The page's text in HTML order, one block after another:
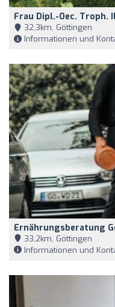
Frau Dipl.-Oec. Troph.
32,3km, Göttingen
Informationen und
Ernährungsberatung
33,2km, Göttingen
Informationen und